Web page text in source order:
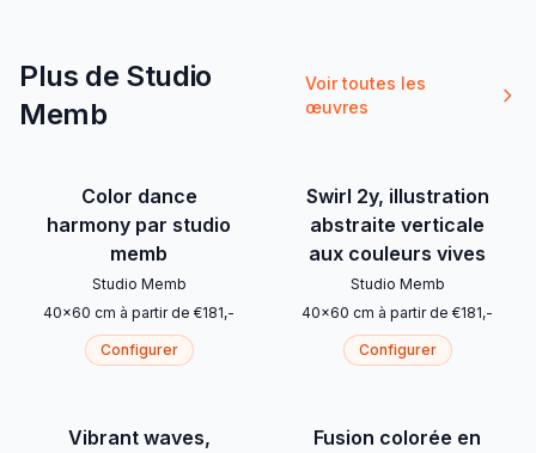
Plus de Studio
Memb
Voir toutes les
œuvres
Color dance
harmony par studio
memb
Studio Memb
40x60 cm à partir de €181,-
Configurer
Swirl 2y, illustration
abstraite verticale
aux couleurs vives
Studio Memb
40x60 cm à partir de €181,-
Configurer
Vibrant waves,
Fusion colorée en